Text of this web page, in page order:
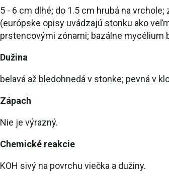
5 - 6 cm dlhé; do 1.5 cm hrubá na
(európske opisy uvádzajú stonku ako
prstencovými zónami; bazálne mycélium
Dužina
belavá až bledohnedá v stonke; pevná v
Zápach
Nie je výrazný.
Chemické reakcie
KOH sivý na povrchu viečka a dužiny.